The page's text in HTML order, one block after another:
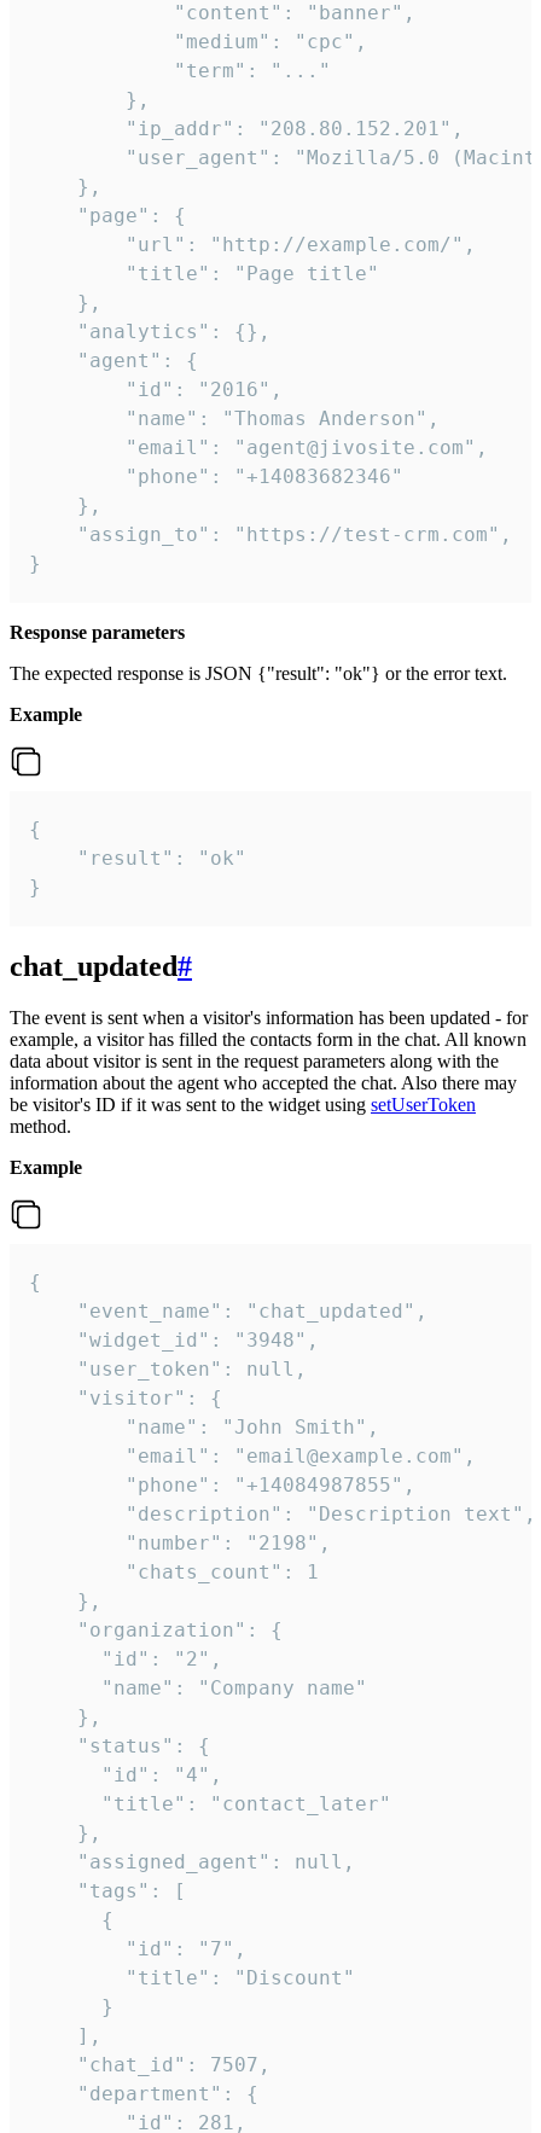
            "content": "banner",
            "medium": "cpc",
            "term": "..."
        },
        "ip_addr": "208.80.152.201",
"user_agent": "Mozilla/5.0
    },
    "page": {
        "url": "http://example.com/",
        "title": "Page title"
    },
    "analytics": {},
    "agent": {
        "id": "2016",
        "name": "Thomas Anderson",
        "email": "agent@jivosite.com",
        "phone": "+14083682346"
    },
    "assign_to": "https://test-crm.com",
}
Response parameters
The expected response is JSON {"result": "ok"} or the error text.
Example
{
    "result": "ok"
}
chat_updated#
The event is sent when a visitor's information has been updated - for
example, a visitor has filled the contacts form in the chat. All known
data about visitor is sent in the request parameters along with the
information about the agent who accepted the chat. Also there may
be visitor's ID if it was sent to the widget using setUserToken
method.
Example
{
    "event_name": "chat_updated",
    "widget_id": "3948",
    "user_token": null,
    "visitor": {
        "name": "John Smith",
        "email": "email@example.com",
        "phone": "+14084987855",
        "description": "Description text",
        "number": "2198",
        "chats_count": 1
    },
    "organization": {
      "id": "2",
      "name": "Company name"
    },
    "status": {
      "id": "4",
      "title": "contact_later"
    },
    "assigned_agent": null,
    "tags": [
      {
        "id": "7",
        "title": "Discount"
      }
    ],
    "chat_id": 7507,
    "department": {
        "id": 281,